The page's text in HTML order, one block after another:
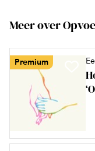
Meer over
Premium